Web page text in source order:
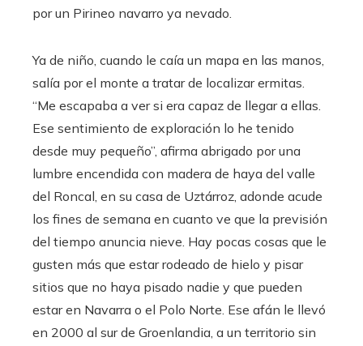
por un Pirineo navarro ya nevado.
Ya de niño, cuando le caía un mapa en las manos,
salía por el monte a tratar de localizar ermitas.
“Me escapaba a ver si era capaz de llegar a ellas.
Ese sentimiento de exploración lo he tenido
desde muy pequeño”, afirma abrigado por una
lumbre encendida con madera de haya del valle
del Roncal, en su casa de Uztárroz, adonde acude
los fines de semana en cuanto ve que la previsión
del tiempo anuncia nieve. Hay pocas cosas que le
gusten más que estar rodeado de hielo y pisar
sitios que no haya pisado nadie y que pueden
estar en Navarra o el Polo Norte. Ese afán le llevó
en 2000 al sur de Groenlandia, a un territorio sin